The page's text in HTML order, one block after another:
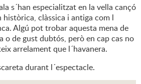
s´han especialitzat en la vella cançó
clàssica i antiga com l
Algú pot trobar aquesta mena de
o de gust dubtós, però en cap cas no
arrelament que l´havanera.
durant l´espectacle.